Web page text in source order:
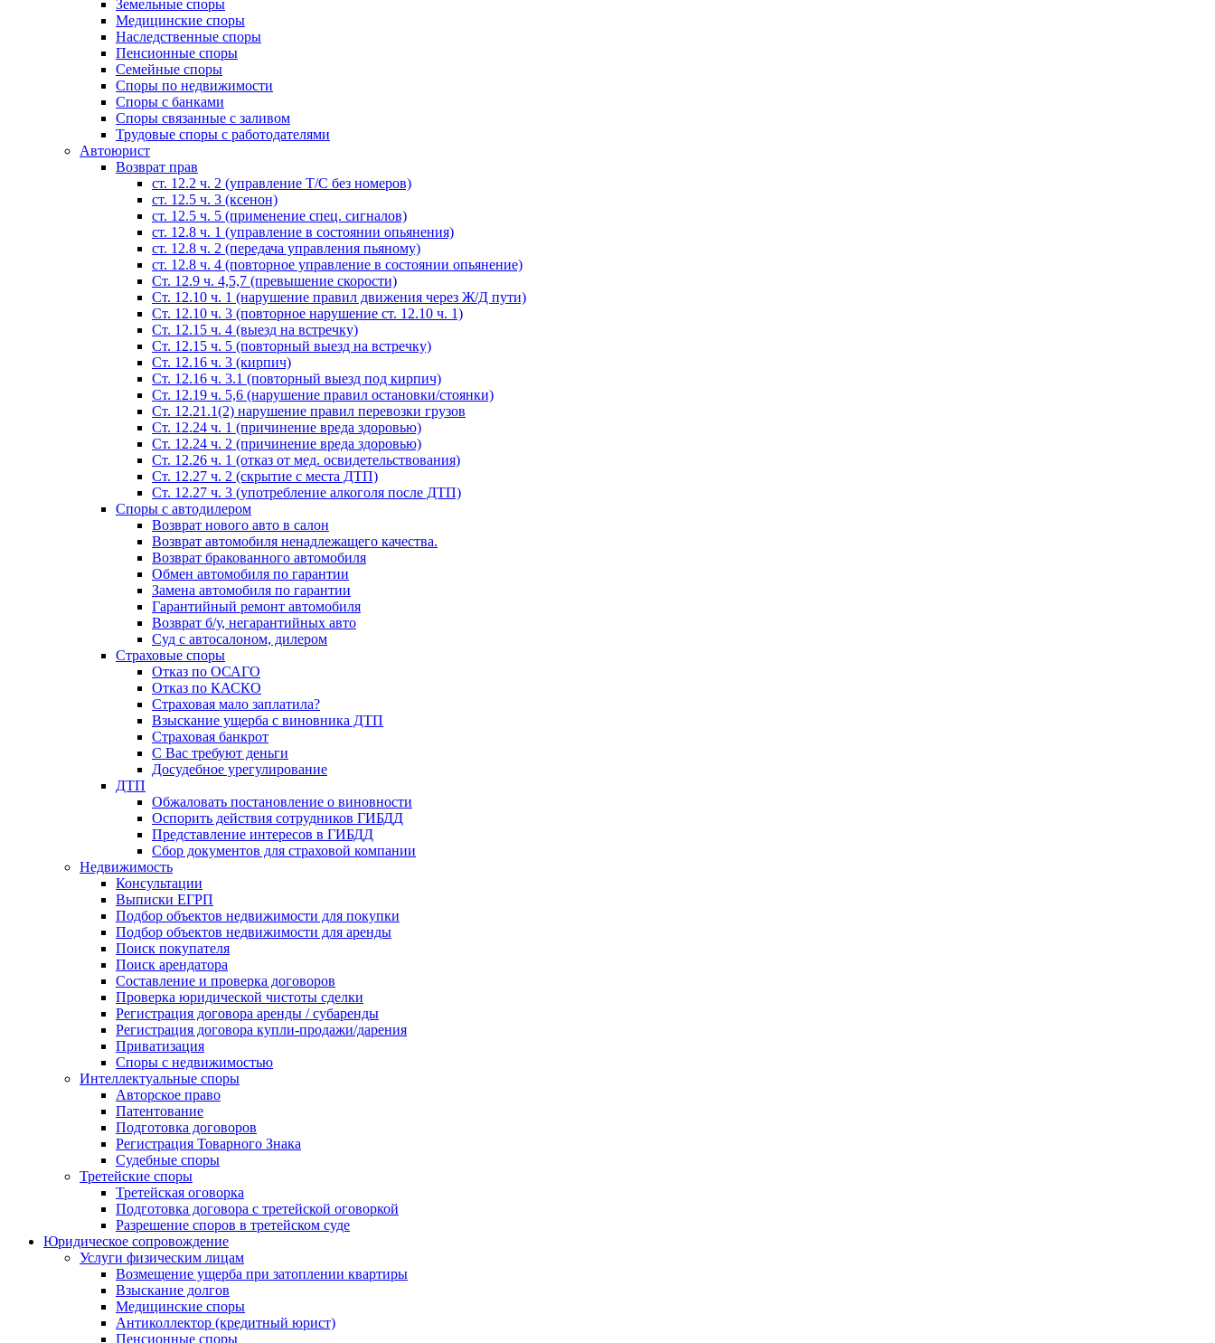
Земельные споры
Медицинские споры
Наследственные споры
Пенсионные споры
Семейные споры
Cпоры по недвижимости
Споры с банками
Споры связанные с заливом
Трудовые споры с работодателями
Автоюрист
Возврат прав
ст. 12.2 ч. 2 (управление Т/С без номеров)
ст. 12.5 ч. 3 (ксенон)
ст. 12.5 ч. 5 (применение спец. сигналов)
cт. 12.8 ч. 1 (управление в состоянии опьянения)
ст. 12.8 ч. 2 (передача управления пьяному)
ст. 12.8 ч. 4 (повторное управление в состоянии опьянение)
Ст. 12.9 ч. 4,5,7 (превышение скорости)
Ст. 12.10 ч. 1 (нарушение правил движения через Ж/Д пути)
Ст. 12.10 ч. 3 (повторное нарушение ст. 12.10 ч. 1)
Ст. 12.15 ч. 4 (выезд на встречку)
Ст. 12.15 ч. 5 (повторный выезд на встречку)
Ст. 12.16 ч. 3 (кирпич)
Ст. 12.16 ч. 3.1 (повторный выезд под кирпич)
Ст. 12.19 ч. 5,6 (нарушение правил остановки/стоянки)
Ст. 12.21.1(2) нарушение правил перевозки грузов
Ст. 12.24 ч. 1 (причинение вреда здоровью)
Ст. 12.24 ч. 2 (причинение вреда здоровью)
Ст. 12.26 ч. 1 (отказ от мед. освидетельствования)
Ст. 12.27 ч. 2 (скрытие с места ДТП)
Ст. 12.27 ч. 3 (употребление алкоголя после ДТП)
Споры с автодилером
Возврат нового авто в салон
Возврат автомобиля ненадлежащего качества.
Возврат бракованного автомобиля
Обмен автомобиля по гарантии
Замена автомобиля по гарантии
Гарантийный ремонт автомобиля
Возврат б/у, негарантийных авто
Суд с автосалоном, дилером
Страховые споры
Отказ по ОСАГО
Отказ по КАСКО
Страховая мало заплатила?
Взыскание ущерба с виновника ДТП
Страховая банкрот
С Вас требуют деньги
Досудебное урегулирование
ДТП
Обжаловать постановление о виновности
Оспорить действия сотрудников ГИБДД
Представление интересов в ГИБДД
Сбор документов для страховой компании
Недвижимость
Консультации
Выписки ЕГРП
Подбор объектов недвижимости для покупки
Подбор объектов недвижимости для аренды
Поиск покупателя
Поиск арендатора
Составление и проверка договоров
Проверка юридической чистоты сделки
Регистрация договора аренды / субаренды
Регистрация договора купли-продажи/дарения
Приватизация
Cпоры с недвижимостью
Интеллектуальные споры
Авторское право
Патентование
Подготовка договоров
Регистрация Товарного Знака
Судебные споры
Третейские споры
Третейская оговорка
Подготовка договора с третейской оговоркой
Разрешение споров в третейском суде
Юридическое сопровождение
Услуги физическим лицам
Возмещение ущерба при затоплении квартиры
Взыскание долгов
Медицинские споры
Антиколлектор (кредитный юрист)
Пенсионные споры